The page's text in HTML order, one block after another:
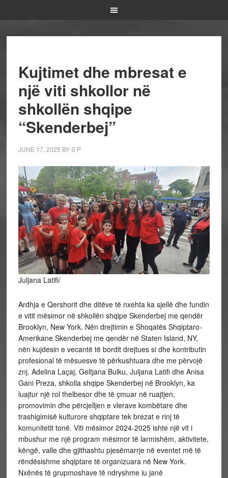
Kujtimet dhe mbresat e
një viti shkollor në
shkollën shqipe
“Skenderbej”
JUNE 17, 2025 BYS P
Juljana Latifi/
Ardhja e Qershorit dhe ditëve të nxehta ka sjellë dhe fundin
e vitit mësimor në shkollën shqipe Skenderbej me qendër
Brooklyn, New York. Nën drejtimin e Shoqatës Shqiptaro-
Amerikane Skenderbej me qendër në Staten Island, NY,
nën kujdesin e vecantë të bordit drejtues si dhe kontributin
profesional të mësuesve të përkushtuara dhe me përvojë
znj. Adelina Laçaj, Geltjana Bulku, Juljana Latifi dhe Anisa
Gani Preza, shkolla shqipe Skenderbej në Brooklyn, ka
luajtur një rol thelbesor dhe të çmuar në ruajtjen,
promovimin dhe përcjelljen e vlerave kombëtare dhe
trashigimisë kulturore shqiptare tek brezat e rinj të
komunitetit tonë. Viti mësimor 2024-2025 ishte një vit i
mbushur me një program mësimor të larmishëm, aktivitete,
këngë, valle dhe gjithashtu pjesëmarrje në eventet më të
rëndësishme shqiptare të organizuara në New York.
Nxënës të grupmoshave të ndryshme iu janë